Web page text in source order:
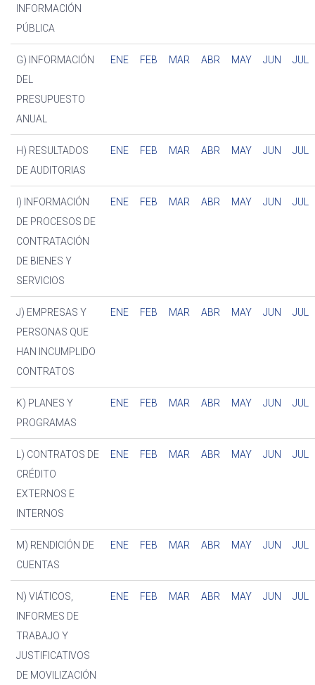
INFORMACIÓN
PÚBLICA
G) INFORMACIÓN
DEL
PRESUPUESTO
ANUAL
ENE FEB MAR ABR MAY JUN JUL
H) RESULTADOS
DE AUDITORIAS
ENE FEB MAR ABR MAY JUN JUL
I) INFORMACIÓN
DE PROCESOS DE
CONTRATACIÓN
DE BIENES Y
SERVICIOS
ENE FEB MAR ABR MAY JUN JUL
J) EMPRESAS Y
PERSONAS QUE
HAN INCUMPLIDO
CONTRATOS
ENE FEB MAR ABR MAY JUN JUL
K) PLANES Y
PROGRAMAS
ENE FEB MAR ABR MAY JUN JUL
L) CONTRATOS DE
CRÉDITO
EXTERNOS E
INTERNOS
ENE FEB MAR ABR MAY JUN JUL
M) RENDICIÓN DE
CUENTAS
ENE FEB MAR ABR MAY JUN JUL
N) VIÁTICOS,
INFORMES DE
TRABAJO Y
JUSTIFICATIVOS
DE MOVILIZACIÓN
ENE FEB MAR ABR MAY JUN JUL